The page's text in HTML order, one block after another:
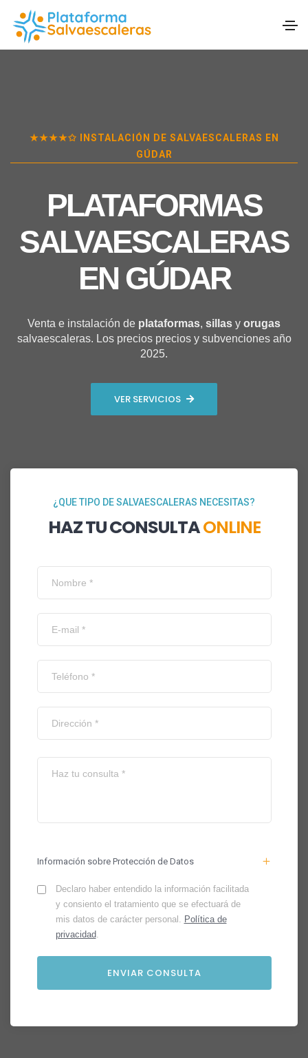
★★★★✩ INSTALACIÓN DE SALVAESCALERAS EN
GÚDAR
PLATAFORMAS
SALVAESCALERAS
EN GÚDAR
Venta e instalación de plataformas, sillas y orugas
salvaescaleras. Los precios precios y subvenciones año
2025.
VER SERVICIOS
¿QUE TIPO DE SALVAESCALERAS NECESITAS?
HAZ TU CONSULTAONLINE
Información sobre Protección de Datos
Declaro haber entendido la información facilitada
y consiento el tratamiento que se efectuará de
mis datos de carácter personal. Política de
privacidad.